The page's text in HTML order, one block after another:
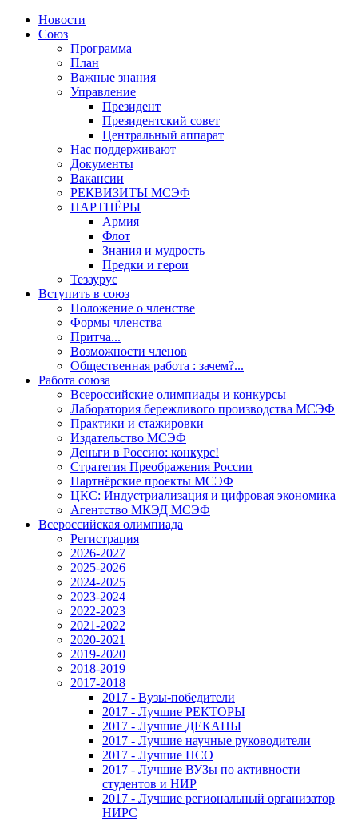
Новости
Союз
Программа
План
Важные знания
Управление
Президент
Президентский совет
Центральный аппарат
Нас поддерживают
Документы
Вакансии
РЕКВИЗИТЫ МСЭФ
ПАРТНЁРЫ
Армия
Флот
Знания и мудрость
Предки и герои
Тезаурус
Вступить в союз
Положение о членстве
Формы членства
Притча...
Возможности членов
Общественная работа : зачем?...
Работа союза
Всероссийские олимпиады и конкурсы
Лаборатория бережливого производства МСЭФ
Практики и стажировки
Издательство МСЭФ
Деньги в Россию: конкурс!
Стратегия Преображения России
Партнёрские проекты МСЭФ
ЦКС: Индустриализация и цифровая экономика
Агентство МКЭД МСЭФ
Всероссийская олимпиада
Регистрация
2026-2027
2025-2026
2024-2025
2023-2024
2022-2023
2021-2022
2020-2021
2019-2020
2018-2019
2017-2018
2017 - Вузы-победители
2017 - Лучшие РЕКТОРЫ
2017 - Лучшие ДЕКАНЫ
2017 - Лучшие научные руководители
2017 - Лучшие НСО
2017 - Лучшие ВУЗы по активности
студентов и НИР
2017 - Лучшие региональный организатор
НИРС